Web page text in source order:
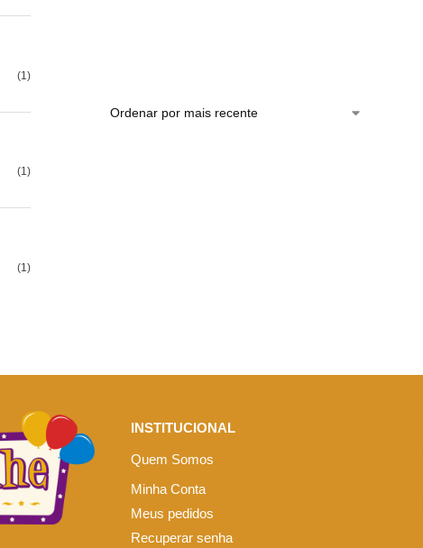
(1)
(1)
(1)
INSTITUCIONAL
Quem Somos
Minha Conta
Meus pedidos
Recuperar senha